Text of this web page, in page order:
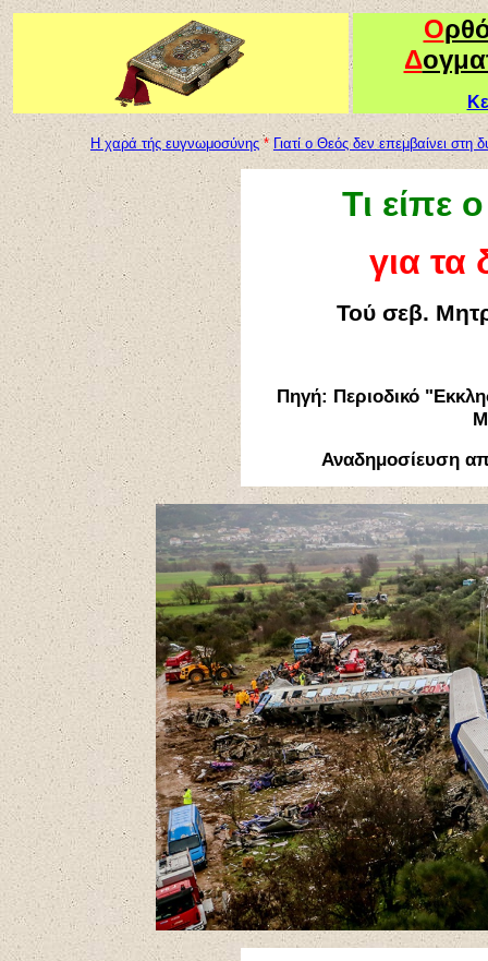
Ο
Δ
Η χαρά τής ευγνωμοσύνης* Γιατί ο Θεός δεν επεμβαίνει στη
Τι είπε
για τα
Τού σεβ.
Πηγή: Περιοδικό
Αναδημοσίευση